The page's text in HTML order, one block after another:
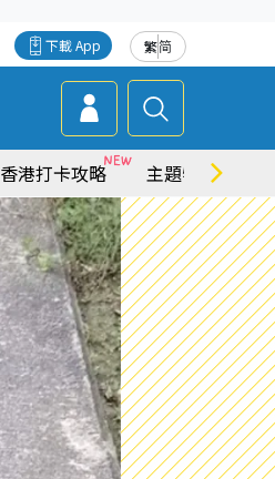
繁简
下載 App
香港打卡攻略 主題特集